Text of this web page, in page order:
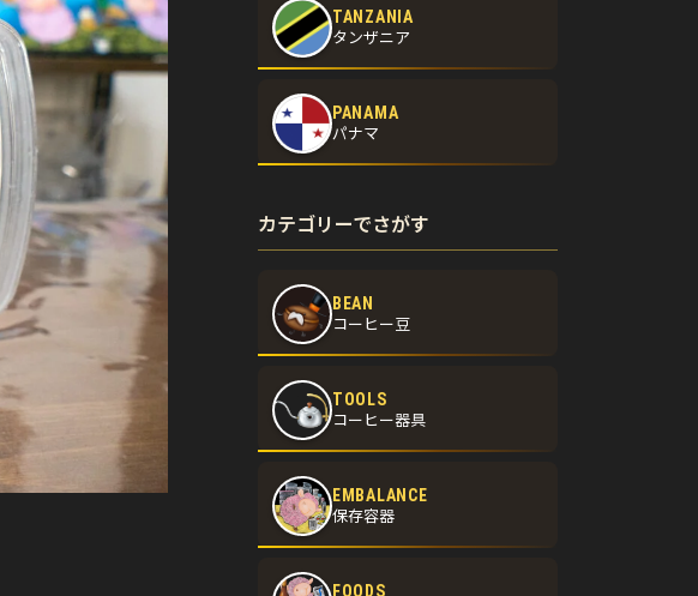
TANZANIA
タンザニア
PANAMA
パナマ
カテゴリーでさがす
BEAN
コーヒー豆
TOOLS
コーヒー器具
EMBALANCE
保存容器
FOODS